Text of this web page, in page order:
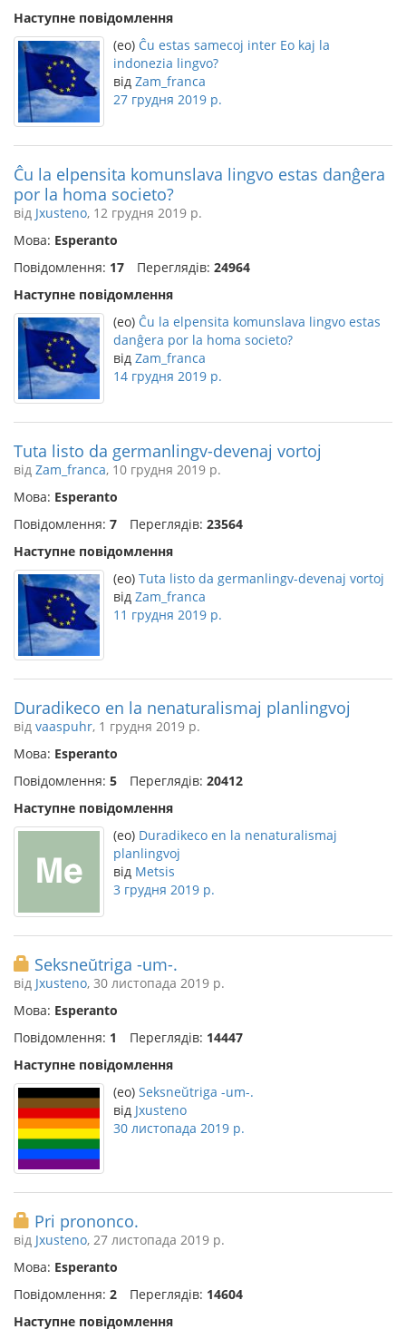
Наступне повідомлення
(eo) Ĉu estas samecoj inter Eo kaj la
indonezia lingvo?
від Zam_franca
27 грудня 2019 р.
Ĉu la elpensita komunslava lingvo estas danĝera
por la homa societo?
від Jxusteno, 12 грудня 2019 р.
Мова: Esperanto
Повідомлення: 17 Переглядів: 24964
Наступне повідомлення
(eo) Ĉu la elpensita komunslava lingvo estas
danĝera por la homa societo?
від Zam_franca
14 грудня 2019 р.
Tuta listo da germanlingv-devenaj vortoj
від Zam_franca, 10 грудня 2019 р.
Мова: Esperanto
Повідомлення: 7 Переглядів: 23564
Наступне повідомлення
(eo) Tuta listo da germanlingv-devenaj vortoj
від Zam_franca
11 грудня 2019 р.
Duradikeco en la nenaturalismaj planlingvoj
від vaaspuhr, 1 грудня 2019 р.
Мова: Esperanto
Повідомлення: 5 Переглядів: 20412
Наступне повідомлення
(eo) Duradikeco en la nenaturalismaj
planlingvoj
від Metsis
3 грудня 2019 р.
Seksneŭtriga -um-.
від Jxusteno, 30 листопада 2019 р.
Мова: Esperanto
Повідомлення: 1 Переглядів: 14447
Наступне повідомлення
(eo) Seksneŭtriga -um-.
від Jxusteno
30 листопада 2019 р.
Pri prononco.
від Jxusteno, 27 листопада 2019 р.
Мова: Esperanto
Повідомлення: 2 Переглядів: 14604
Наступне повідомлення